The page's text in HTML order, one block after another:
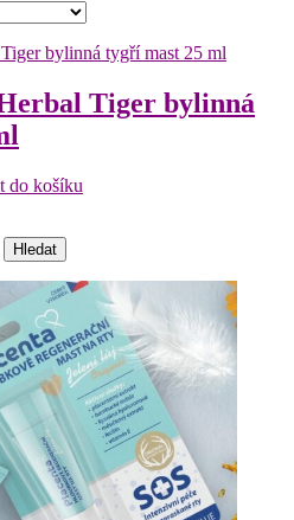
Tiger bylinná
do košíku
Hledat